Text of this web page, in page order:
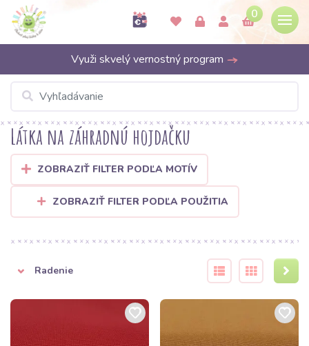
0
Využi skvelý vernostný program
Látka na záhradnú hojdačku
ZOBRAZIŤ FILTER PODĽA MOTÍV
ZOBRAZIŤ FILTER PODĽA POUŽITIA
Radenie